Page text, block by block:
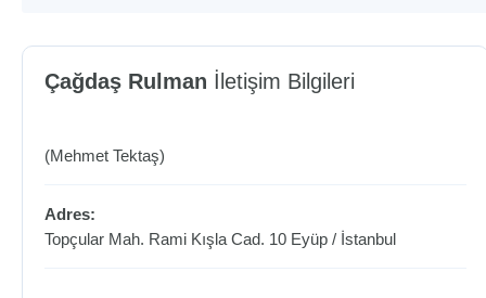
Çağdaş Rulman İletişim Bilgileri
(Mehmet Tektaş)
Adres:
Topçular Mah. Rami Kışla Cad. 10 Eyüp / İstanbul